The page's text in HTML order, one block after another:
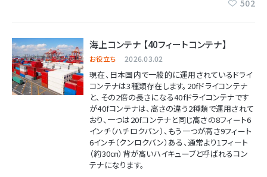
502
海上コンテナ 【40フィートコンテナ】
お役立ち 2026.03.02
現在、日本国内で一般的に運用されているドライ
コンテナは3種類存在します。20fドライコンテナ
と、その2倍の長さになる40fドライコンテナです
が40fコンテナは、高さの違う2種類で運用されて
おり、一つは20fコンテナと同じ高さの8フィート6
インチ（ハチロクバン）、もう一つが高さ9フィート
6インチ（クンロクバン）ある、通常より1フィート
（約30㎝）背が高いハイキューブと呼ばれるコン
テナになります。